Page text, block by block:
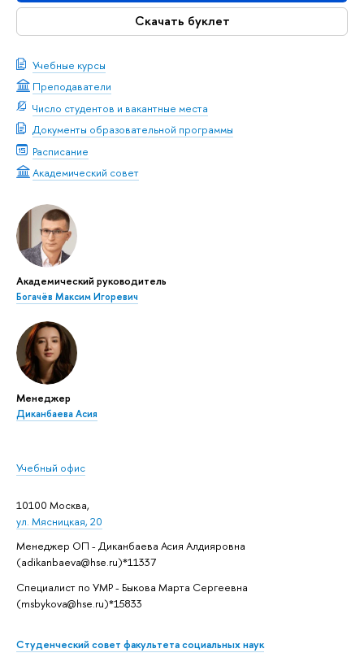
Скачать буклет
Учебные курсы
Преподаватели
Число студентов и вакантные места
Документы образовательной программы
Расписание
Академический совет
Академический руководитель
Богачёв Максим Игоревич
Менеджер
Диканбаева Асия
Учебный офис
10100 Москва,
ул. Мясницкая, 20
Менеджер ОП - Диканбаева Асия Алдияровна
(adikanbaeva@hse.ru)*11337
Специалист по УМР - Быкова Марта Сергеевна
(msbykova@hse.ru)*15833
Студенческий совет факультета социальных наук